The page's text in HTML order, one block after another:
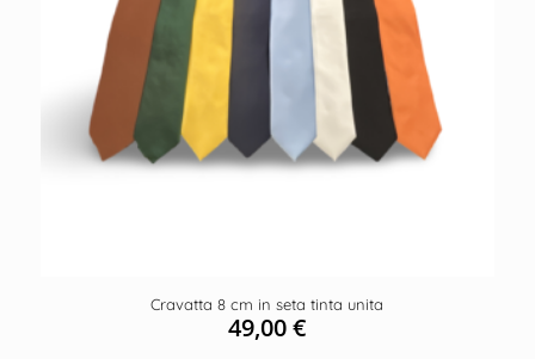
Cravatta 8 cm in seta tinta unita
49,00€